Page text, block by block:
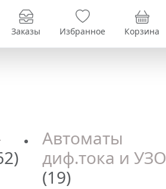
Заказы Избранное Корзина
Автоматы
диф.тока и УЗО
(19)